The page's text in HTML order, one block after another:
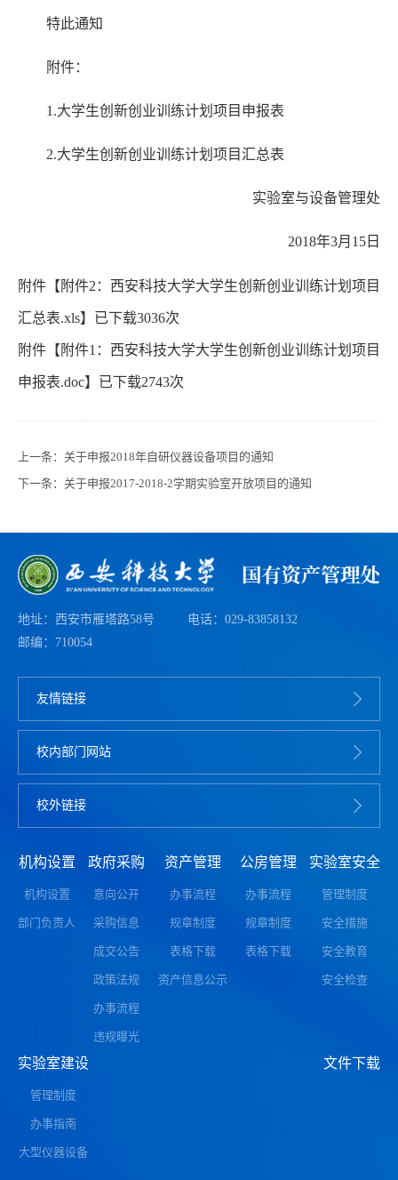
特此通知
附件：
1.大学生创新创业训练计划项目申报表
2.大学生创新创业训练计划项目汇总表
实验室与设备管理处
2018年3月15日
附件【 附件2：西安科技大学大学生创新创业训练计划项目
汇总表.xls】已下载3036次
附件【 附件1：西安科技大学大学生创新创业训练计划项目
申报表.doc】已下载2743次
上一条： 关于申报2018年自研仪器设备项目的通知
下一条： 关于申报2017-2018-2学期实验室开放项目的通知
地址：西安市雁塔路58号
电话：029-83858132
邮编：710054
友情链接
校内部门网站
校外链接
机构设置
机构设置
部门负责人
政府采购
意向公开
采购信息
成交公告
政策法规
办事流程
违规曝光
资产管理
办事流程
规章制度
表格下载
资产信息公示
公房管理
办事流程
规章制度
表格下载
实验室安全
管理制度
安全措施
安全教育
安全检查
实验室建设
管理制度
办事指南
大型仪器设备
文件下载